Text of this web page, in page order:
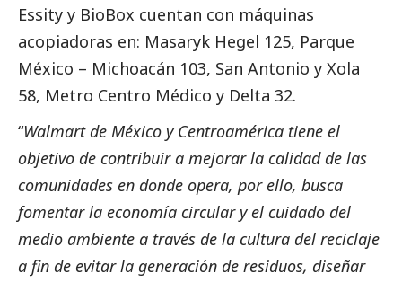
Essity y BioBox cuentan con máquinas
acopiadoras en: Masaryk Hegel 125, Parque
México – Michoacán 103, San Antonio y Xola
58, Metro Centro Médico y Delta 32.
“Walmart de México y Centroamérica tiene el
objetivo de contribuir a mejorar la calidad de las
comunidades en donde opera, por ello, busca
fomentar la economía circular y el cuidado del
medio ambiente a través de la cultura del reciclaje
a fin de evitar la generación de residuos, diseñar